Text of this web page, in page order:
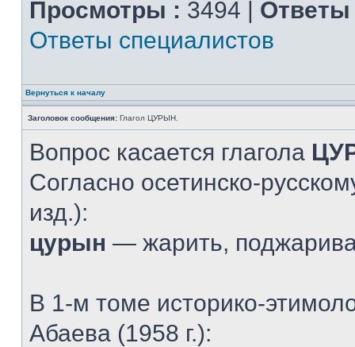
Просмотры : 3494 | Ответы
Ответы специалистов
Вернуться к началу
Заголовок сообщения: Глагол ЦУРЫН.
Вопрос касается глагола
Согласно осетинско-
изд.):
цурын — жарить,
В 1-м томе историко-
Абаева (1958 г.):